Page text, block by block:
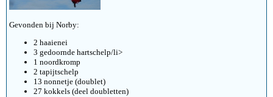
Gevonden bij Norby:
2 haaienei
3 gedoornde hartschelp/li>
1 noordkromp
2 tapijtschelp
13 nonnetje (doublet)
27 kokkels (deel doubletten)